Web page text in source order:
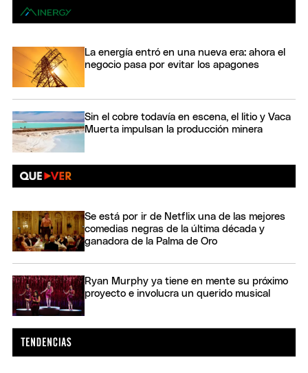
La energía entró en una nueva era: ahora el
negocio pasa por evitar los apagones
Sin el cobre todavía en escena, el litio y Vaca
Muerta impulsan la producción minera
Se está por ir de Netflix una de las mejores
comedias negras de la última década y
ganadora de la Palma de Oro
Ryan Murphy ya tiene en mente su próximo
proyecto e involucra un querido musical